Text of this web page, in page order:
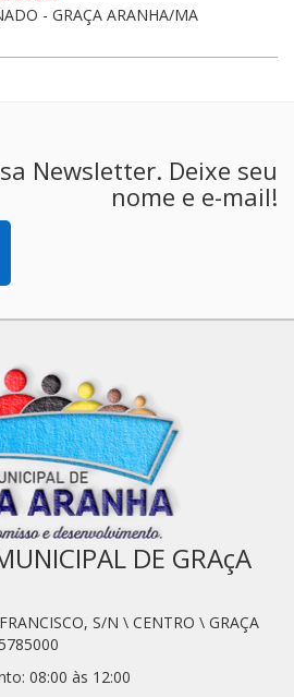
- GRAÇA ARANHA/MA
Newsletter. Deixe seu
nome e e-mail!
DE GRAçA
S/N \ CENTRO \ GRAÇA
08:00 às 12:00